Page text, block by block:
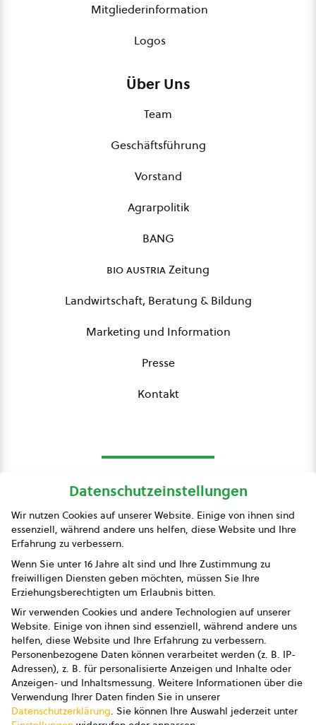
Mitgliederinformation
Logos
Über Uns
Team
Geschäftsführung
Vorstand
Agrarpolitik
BANG
bio austriaZeitung
Landwirtschaft, Beratung & Bildung
Marketing und Information
Presse
Kontakt
Presse
Impressum
Datenschutz
AGB
AGB Marketing GmbH
AGB Bildung
Newsletter
Datenschutzeinstellungen
Wir nutzen Cookies auf unserer Website. Einige von ihnen sind
essenziell, während andere uns helfen, diese Website und Ihre
Erfahrung zu verbessern.
Wenn Sie unter 16 Jahre alt sind und Ihre Zustimmung zu
freiwilligen Diensten geben möchten, müssen Sie Ihre
Erziehungsberechtigten um Erlaubnis bitten.
Wir verwenden Cookies und andere Technologien auf unserer
Website. Einige von ihnen sind essenziell, während andere uns
helfen, diese Website und Ihre Erfahrung zu verbessern.
Personenbezogene Daten können verarbeitet werden (z. B. IP-
Adressen), z. B. für personalisierte Anzeigen und Inhalte oder
Anzeigen- und Inhaltsmessung. Weitere Informationen über die
Verwendung Ihrer Daten finden Sie in unserer
Datenschutzerklärung. Sie können Ihre Auswahl jederzeit unter